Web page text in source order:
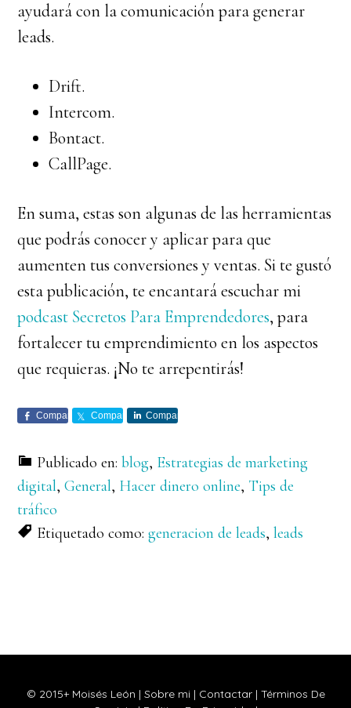
ayudará con la comunicación para generar
leads.
Drift.
Intercom.
Bontact.
CallPage.
En suma, estas son algunas de las herramientas
que podrás conocer y aplicar para que
aumenten tus conversiones y ventas. Si te gustó
esta publicación, te encantará escuchar mi
podcast Secretos Para Emprendedores, para
fortalecer tu emprendimiento en los aspectos
que requieras. ¡No te arrepentirás!
Comparte Comparte Comparte
Publicado en:blog, Estrategias de marketing
digital,General, Hacer dinero online, Tips de
tráfico
Etiquetado como:generacion de leads,leads
principal
© 2015+ Moisés León | Sobre mi | Contactar| Términos De